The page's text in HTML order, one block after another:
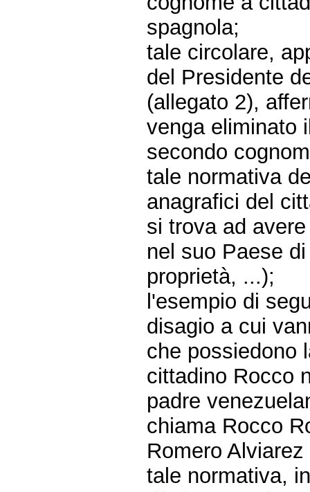
spagnola;
tale circolare,
del Presidente
(allegato 2),
venga eliminato
secondo
tale normativa
anagrafici del
si trova ad
nel suo Paese
proprietà, ...);
l'esempio di
disagio a cui
che possiedono
cittadino Rocco
padre
chiama Rocco
Romero
tale normativa,